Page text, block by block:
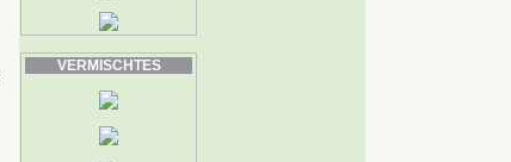
VERMISCHTES